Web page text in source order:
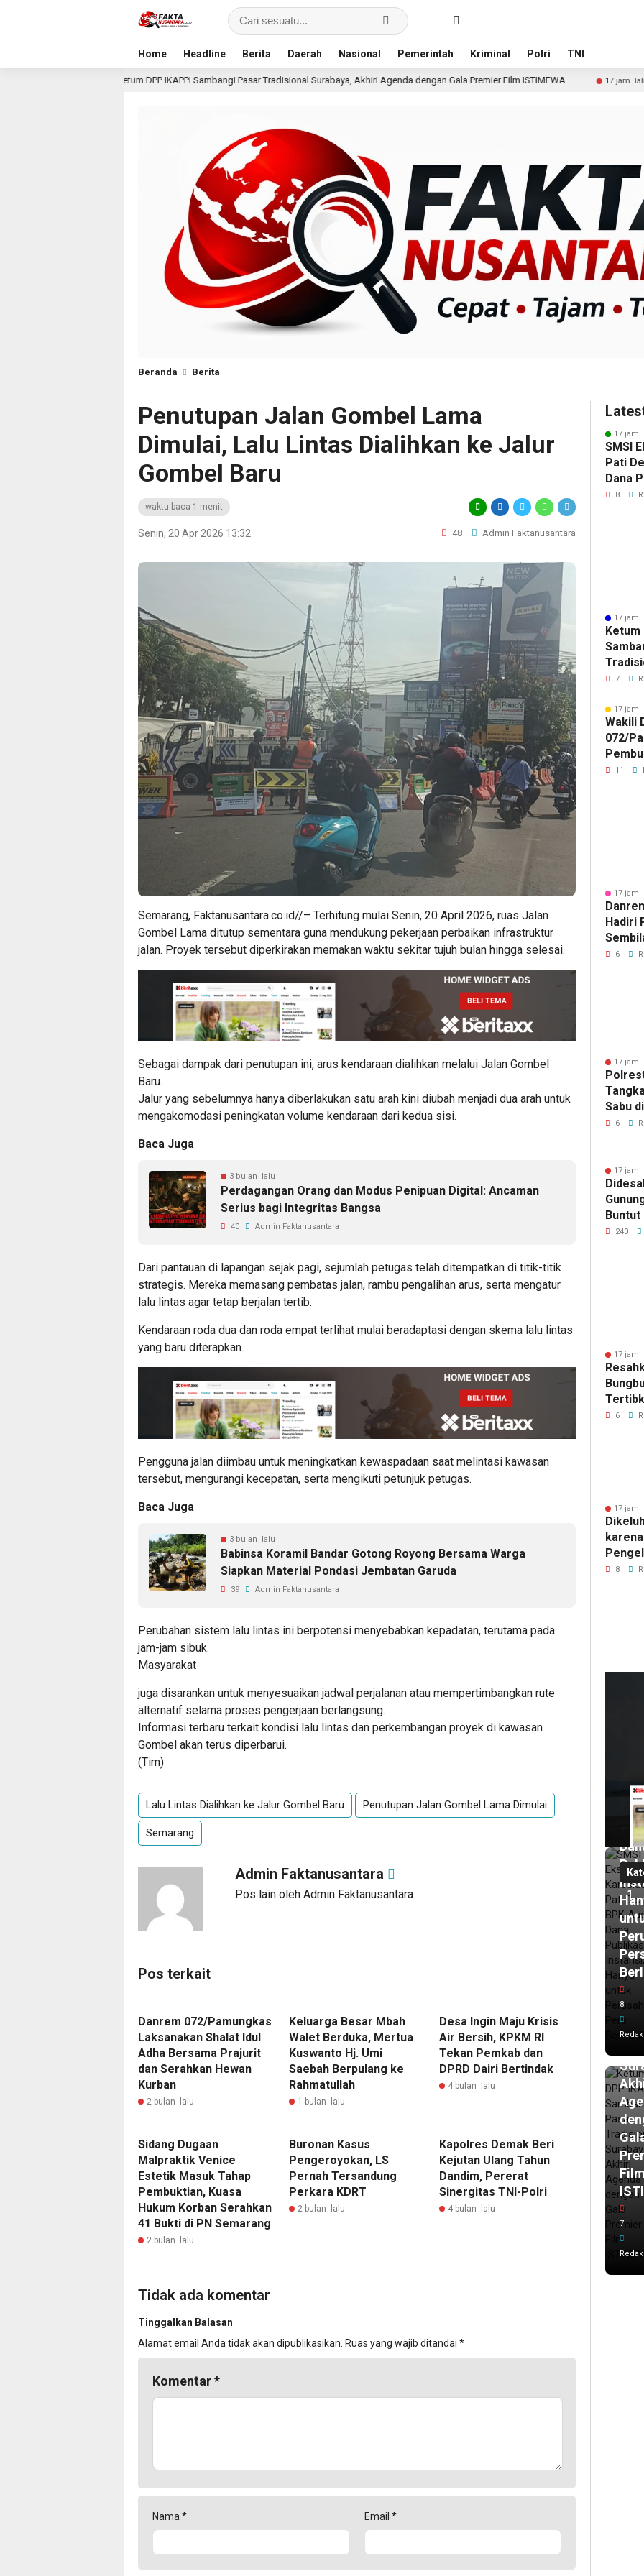
Home Headline Berita Daerah Nasional Pemerintah Kriminal Polri TNI
Ketum DPP IKAPPI Sambangi Pasar Tradisional Surabaya, Akhiri Agenda dengan Gala Premier Film ISTIMEWA 17 jam lalu Wakili Danrem,
Beranda Berita
Penutupan Jalan Gombel Lama
Dimulai, Lalu Lintas Dialihkan ke Jalur
Gombel Baru
waktu baca 1 menit
Senin, 20 Apr 2026 13:32 48 Admin Faktanusantara
Semarang, Faktanusantara.co.id//– Terhitung mulai Senin, 20 April 2026, ruas Jalan
Gombel Lama ditutup sementara guna mendukung pekerjaan perbaikan infrastruktur
jalan. Proyek tersebut diperkirakan memakan waktu sekitar tujuh bulan hingga selesai.
Sebagai dampak dari penutupan ini, arus kendaraan dialihkan melalui Jalan Gombel
Baru.
Jalur yang sebelumnya hanya diberlakukan satu arah kini diubah menjadi dua arah untuk
mengakomodasi peningkatan volume kendaraan dari kedua sisi.
Baca Juga
3 bulan lalu
Perdagangan Orang dan Modus Penipuan Digital: Ancaman
Serius bagi Integritas Bangsa
40 Admin Faktanusantara
Dari pantauan di lapangan sejak pagi, sejumlah petugas telah ditempatkan di titik-titik
strategis. Mereka memasang pembatas jalan, rambu pengalihan arus, serta mengatur
lalu lintas agar tetap berjalan tertib.
Kendaraan roda dua dan roda empat terlihat mulai beradaptasi dengan skema lalu lintas
yang baru diterapkan.
Pengguna jalan diimbau untuk meningkatkan kewaspadaan saat melintasi kawasan
tersebut, mengurangi kecepatan, serta mengikuti petunjuk petugas.
Baca Juga
3 bulan lalu
Babinsa Koramil Bandar Gotong Royong Bersama Warga
Siapkan Material Pondasi Jembatan Garuda
39 Admin Faktanusantara
Perubahan sistem lalu lintas ini berpotensi menyebabkan kepadatan, terutama pada
jam-jam sibuk.
Masyarakat
juga disarankan untuk menyesuaikan jadwal perjalanan atau mempertimbangkan rute
alternatif selama proses pengerjaan berlangsung.
Informasi terbaru terkait kondisi lalu lintas dan perkembangan proyek di kawasan
Gombel akan terus diperbarui.
(Tim)
Lalu Lintas Dialihkan ke Jalur Gombel Baru Penutupan Jalan Gombel Lama Dimulai
Semarang
Admin Faktanusantara
Pos lain oleh Admin Faktanusantara
Pos terkait
Danrem 072/Pamungkas
Laksanakan Shalat Idul
Adha Bersama Prajurit
dan Serahkan Hewan
Kurban
2 bulan lalu
Keluarga Besar Mbah
Walet Berduka, Mertua
Kuswanto Hj. Umi
Saebah Berpulang ke
Rahmatullah
1 bulan lalu
Desa Ingin Maju Krisis
Air Bersih, KPKM RI
Tekan Pemkab dan
DPRD Dairi Bertindak
4 bulan lalu
Sidang Dugaan
Malpraktik Venice
Estetik Masuk Tahap
Pembuktian, Kuasa
Hukum Korban Serahkan
41 Bukti di PN Semarang
2 bulan lalu
Buronan Kasus
Pengeroyokan, LS
Pernah Tersandung
Perkara KDRT
2 bulan lalu
Kapolres Demak Beri
Kejutan Ulang Tahun
Dandim, Pererat
Sinergitas TNI-Polri
4 bulan lalu
Tidak ada komentar
Tinggalkan Balasan
Alamat email Anda tidak akan dipublikasikan. Ruas yang wajib ditandai *
Komentar*
Nama * Email *
17 jam
SMSI
Pati
Dana
Hanya
8
17 jam
Ketum
Akhiri
7
17 jam
Wakili
072/
11
17 jam
Hadiri
6
17 jam
Sabu
6
17 jam
Buntut
240
17 jam
di Jalan
6
17 jam
SPPG
8
1
BPK
8
17
jam
lalu
DPP
Film
7